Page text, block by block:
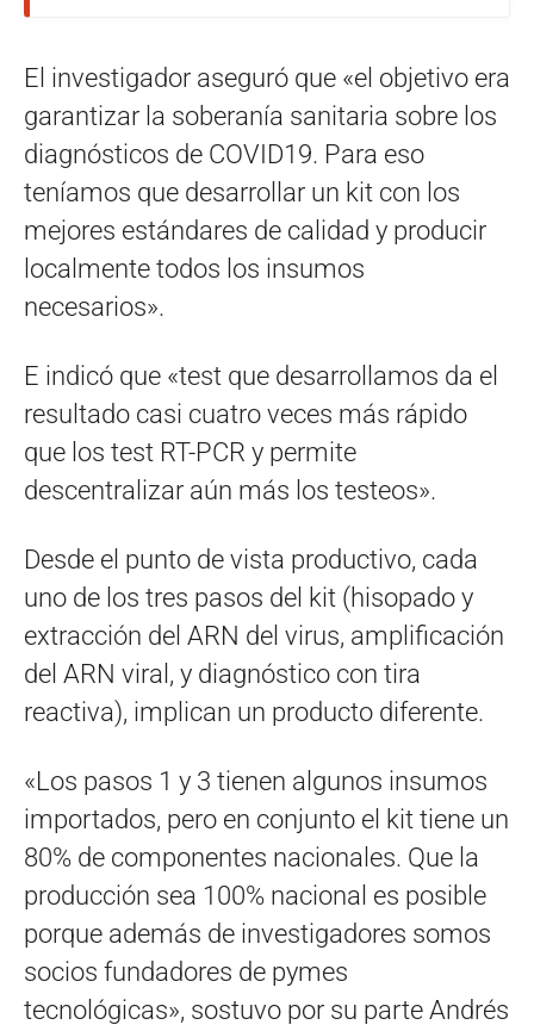
El investigador aseguró que «el objetivo era
garantizar la soberanía sanitaria sobre los
diagnósticos de COVID19. Para eso
teníamos que desarrollar un kit con los
mejores estándares de calidad y producir
localmente todos los insumos
necesarios».
E indicó que «test que desarrollamos da el
resultado casi cuatro veces más rápido
que los test RT-PCR y permite
descentralizar aún más los testeos».
Desde el punto de vista productivo, cada
uno de los tres pasos del kit (hisopado y
extracción del ARN del virus, amplificación
del ARN viral, y diagnóstico con tira
reactiva), implican un producto diferente.
«Los pasos 1 y 3 tienen algunos insumos
importados, pero en conjunto el kit tiene un
80% de componentes nacionales. Que la
producción sea 100% nacional es posible
porque además de investigadores somos
socios fundadores de pymes
tecnológicas», sostuvo por su parte Andrés